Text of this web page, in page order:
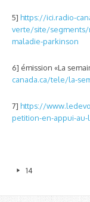
5] https://ici.radio-
verte/site/
maladie-parkinson
6] émission «La
canada.ca/tele/la-
7] https://
petition-en-appui-
14